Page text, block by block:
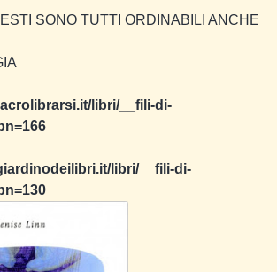
SONO TUTTI ORDINABILI ANCHE
libri/__fili-di-
libri/__fili-di-